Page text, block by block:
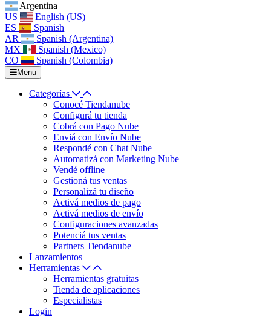
Argentina
US
English (US)
ES
Spanish
AR
Spanish (Argentina)
MX
Spanish (Mexico)
CO
Spanish (Colombia)
Menu
Categorías
Conocé Tiendanube
Configurá tu tienda
Cobrá con Pago Nube
Enviá con Envío Nube
Respondé con Chat Nube
Automatizá con Marketing Nube
Vendé offline
Gestioná tus ventas
Personalizá tu diseño
Activá medios de pago
Activá medios de envío
Configuraciones avanzadas
Potenciá tus ventas
Partners Tiendanube
Lanzamientos
Herramientas
Herramientas gratuitas
Tienda de aplicaciones
Especialistas
Login